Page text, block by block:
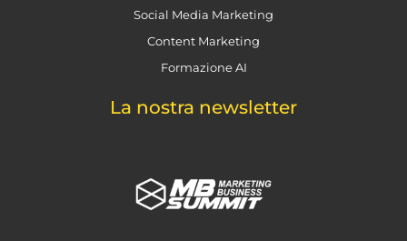
Social Media Marketing
Content Marketing
Formazione AI
La nostra newsletter